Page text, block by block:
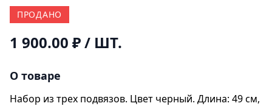
ПРОДАНО
1 900.00 ₽/ ШТ.
О товаре
Набор из трех подвязов. Цвет черный. Длина: 49 см,